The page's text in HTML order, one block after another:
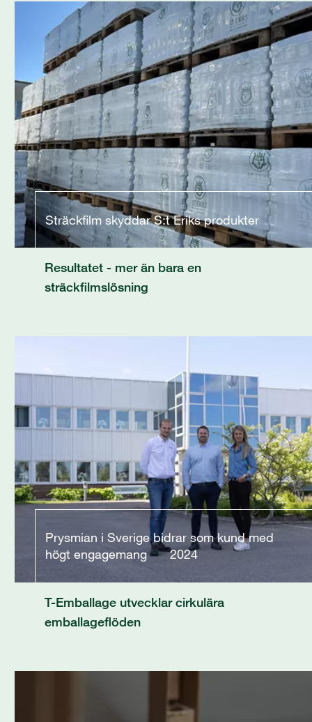
Sträckfilm skyddar S:t Eriks produkter
Resultatet - mer än bara en
sträckfilmslösning
Prysmian i Sverige bidrar som kund med
högt engagemang
2024
T-Emballage utvecklar cirkulära
emballageflöden